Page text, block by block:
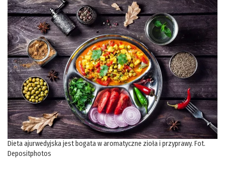
Dieta ajurwedyjska jest bogata w aromatyczne zioła i przyprawy. Fot.
Depositphotos